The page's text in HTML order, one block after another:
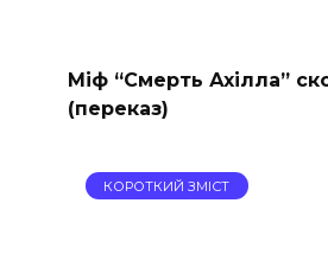
Міф “Смерть Ахілла”
(переказ)
КОРОТКИЙ ЗМІСТ